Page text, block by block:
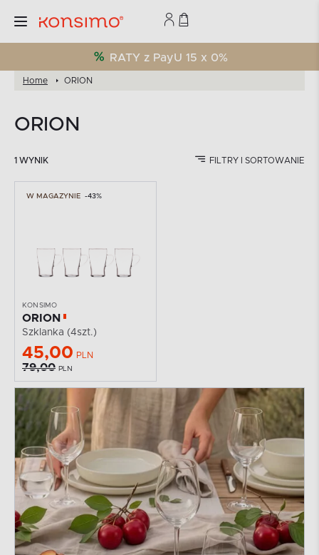
RATY z PayU 15 x 0%
Home ORION
ORION
1 WYNIK FILTRY I SORTOWANIE
W MAGAZYNIE -43%
KONSIMO
ORION
Szklanka (4szt.)
45,00 PLN
79,00 PLN